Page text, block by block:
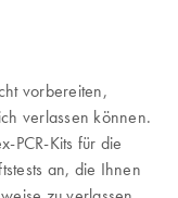
vorbereiten,
verlassen können.
PCR-Kits für die
an, die Ihnen